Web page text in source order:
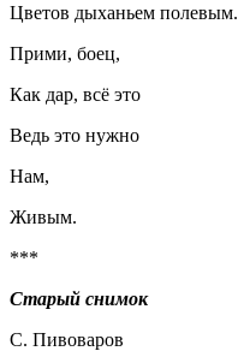
Цветов дыханьем полевым.
Прими, боец,
Как дар, всё это
Ведь это нужно
Нам,
Живым.
***
Старый снимок
С. Пивоваров